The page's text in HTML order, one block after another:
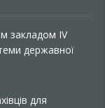
закладом IV
державної
для